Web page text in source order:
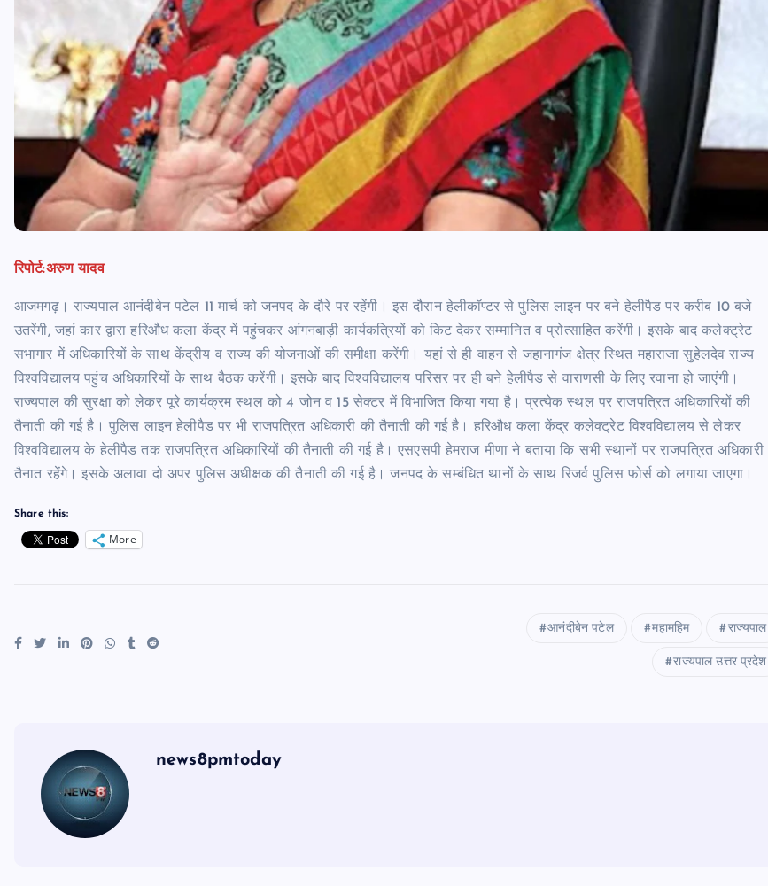
रिपोर्ट:अरुण यादव
आजमगढ़। राज्यपाल आनंदीबेन पटेल 11 मार्च को जनपद के दौरे पर रहेंगी। इस दौरान हेलीकॉप्टर से पुलिस लाइन पर बने हेलीपैड पर करीब 10 बजे
उतरेंगी, जहां कार द्वारा हरिऔध कला केंद्र में पहुंचकर आंगनबाड़ी कार्यकत्रियों को किट देकर सम्मानित व प्रोत्साहित करेंगी। इसके बाद कलेक्ट्रेट
सभागार में अधिकारियों के साथ केंद्रीय व राज्य की योजनाओं की समीक्षा करेंगी। यहां से ही वाहन से जहानागंज क्षेत्र स्थित महाराजा सुहेलदेव राज्य
विश्वविद्यालय पहुंच अधिकारियों के साथ बैठक करेंगी। इसके बाद विश्वविद्यालय परिसर पर ही बने हेलीपैड से वाराणसी के लिए रवाना हो जाएंगी।
राज्यपाल की सुरक्षा को लेकर पूरे कार्यक्रम स्थल को 4 जोन व 15 सेक्टर में विभाजित किया गया है। प्रत्येक स्थल पर राजपत्रित अधिकारियों की
तैनाती की गई है। पुलिस लाइन हेलीपैड पर भी राजपत्रित अधिकारी की तैनाती की गई है। हरिऔध कला केंद्र कलेक्ट्रेट विश्वविद्यालय से लेकर
विश्वविद्यालय के हेलीपैड तक राजपत्रित अधिकारियों की तैनाती की गई है। एसएसपी हेमराज मीणा ने बताया कि सभी स्थानों पर राजपत्रित अधिकारी
तैनात रहेंगे। इसके अलावा दो अपर पुलिस अधीक्षक की तैनाती की गई है। जनपद के सम्बंधित थानों के साथ रिजर्व पुलिस फोर्स को लगाया जाएगा।
Share this:
More
आनंदीबेन पटेल महामहिम राज्यपाल
राज्यपाल उत्तर प्रदेश
news8pmtoday